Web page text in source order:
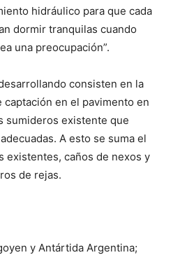
hidráulico para que cada
dormir tranquilas cuando
una preocupación”.
consisten en la
en el pavimento en
sumideros existente que
A esto se suma el
existentes, caños de nexos y
de rejas.
y Antártida Argentina;